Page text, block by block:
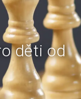
děti od